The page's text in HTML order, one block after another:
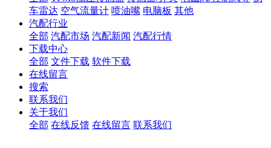
车雷达 空气流量计 喷油嘴 电脑板 其他
汽配行业
全部 汽配市场 汽配新闻 汽配行情
下载中心
全部 文件下载 软件下载
在线留言
搜索
联系我们
关于我们
全部 在线反馈 在线留言 联系我们